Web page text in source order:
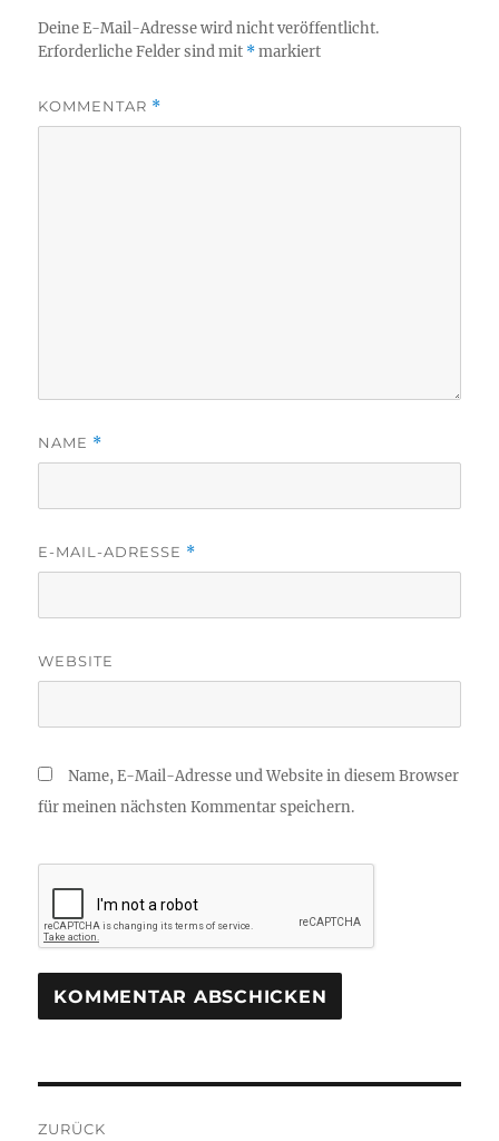
Deine E-Mail-Adresse wird nicht veröffentlicht.
Erforderliche Felder sind mit *markiert
KOMMENTAR *
NAME *
E-MAIL-ADRESSE *
WEBSITE
Name, E-Mail-Adresse und Website in diesem Browser
für meinen nächsten Kommentar speichern.
ZURÜCK